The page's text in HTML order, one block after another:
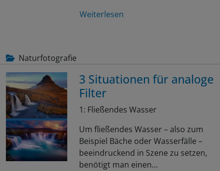
Weiterlesen
Naturfotografie
3 Situationen für analoge
Filter
1: Fließendes Wasser
Um fließendes Wasser – also zum
Beispiel Bäche oder Wasserfälle –
beeindruckend in Szene zu setzen,
benötigt man einen…